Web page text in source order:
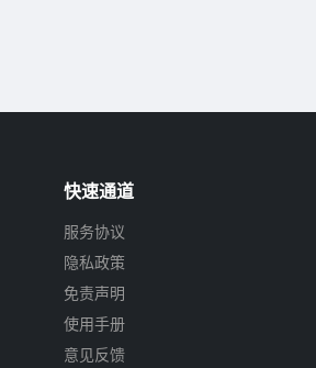
快速通道
服务协议
隐私政策
免责声明
使用手册
意见反馈